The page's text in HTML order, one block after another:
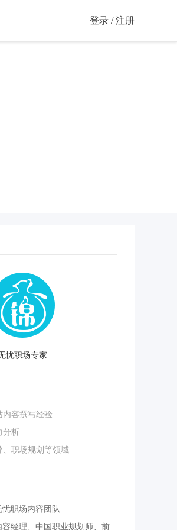
登录 / 注册
忧职场专家
内容撰写经验
分析
、职场规划等领域
职场内容团队
容经理、中国职业规划师、前